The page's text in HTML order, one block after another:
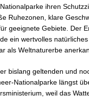
ihren
Ruhezonen, klare
geeignete Gebiete. Der
ein wertvolles
als Weltnaturerbe
bislang geltenden und
Nationalparke längst
weil das